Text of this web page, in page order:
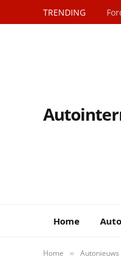
TRENDING
Home
Home » Autonieuws